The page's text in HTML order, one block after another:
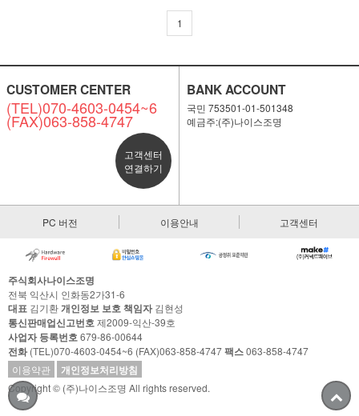
1
CUSTOMER CENTER
(TEL)070-4603-0454~6
(FAX)063-858-4747
고객센터
연결하기
BANK ACCOUNT
국민 753501-01-501348
예금주:(주)나이스조명
PC 버전 이용안내 고객센터
주식회사나이스조명
전북 익산시 인화동2가31-6
대표 김기환개인정보 보호 책임자김현성
통신판매업신고번호제2009-익산-39호
사업자 등록번호679-86-00644
전화(TEL)070-4603-0454~6 (FAX)063-858-4747팩스063-858-4747
이용약관
개인정보처리방침
Copyright © (주)나이스조명 All rights reserved.